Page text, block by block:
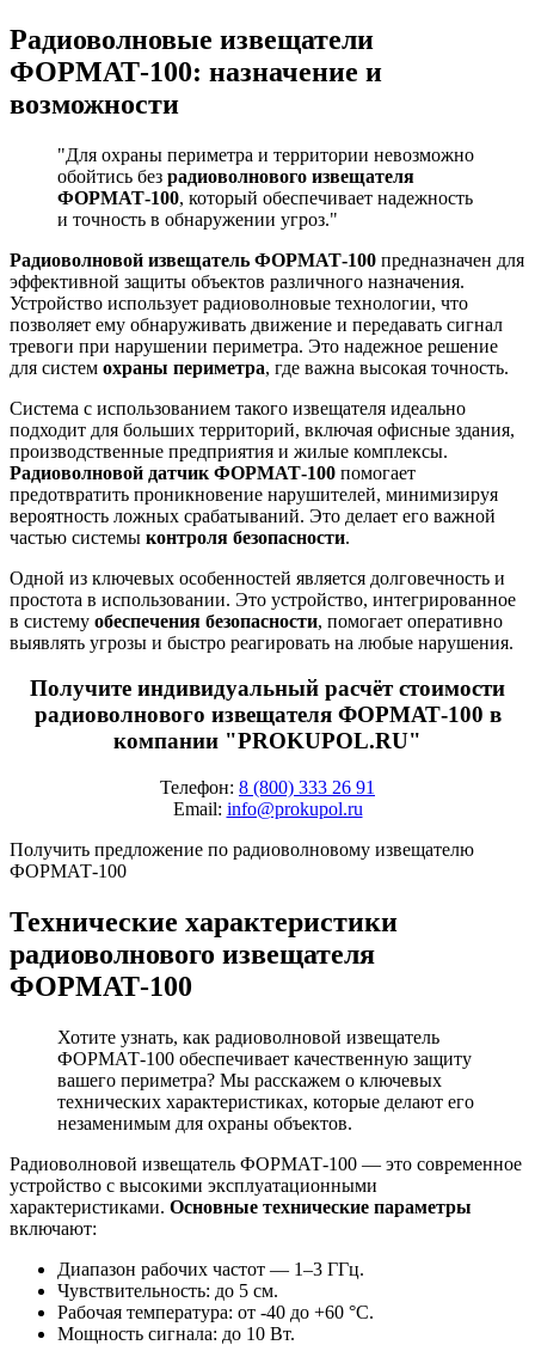
Радиоволновые извещатели
ФОРМАТ-100: назначение и
возможности
"Для охраны периметра и территории невозможно
обойтись без радиоволнового извещателя
ФОРМАТ-100, который обеспечивает надежность
и точность в обнаружении угроз."
Радиоволновой извещатель ФОРМАТ-100 предназначен для
эффективной защиты объектов различного назначения.
Устройство использует радиоволновые технологии, что
позволяет ему обнаруживать движение и передавать сигнал
тревоги при нарушении периметра. Это надежное решение
для систем охраны периметра, где важна высокая точность.
Система с использованием такого извещателя идеально
подходит для больших территорий, включая офисные здания,
производственные предприятия и жилые комплексы.
Радиоволновой датчик ФОРМАТ-100 помогает
предотвратить проникновение нарушителей, минимизируя
вероятность ложных срабатываний. Это делает его важной
частью системы контроля безопасности.
Одной из ключевых особенностей является долговечность и
простота в использовании. Это устройство, интегрированное
в систему обеспечения безопасности, помогает оперативно
выявлять угрозы и быстро реагировать на любые нарушения.
Получите индивидуальный расчёт стоимости
радиоволнового извещателя ФОРМАТ-100 в
компании "PROKUPOL.RU"
Телефон: 8 (800) 333 26 91
Email: info@prokupol.ru
Получить предложение по радиоволновому извещателю
ФОРМАТ-100
Технические характеристики
радиоволнового извещателя
ФОРМАТ-100
Хотите узнать, как радиоволновой извещатель
ФОРМАТ-100 обеспечивает качественную защиту
вашего периметра? Мы расскажем о ключевых
технических характеристиках, которые делают его
незаменимым для охраны объектов.
Радиоволновой извещатель ФОРМАТ-100 — это современное
устройство с высокими эксплуатационными
характеристиками. Основные технические параметры
включают:
Диапазон рабочих частот — 1–3 ГГц.
Чувствительность: до 5 см.
Рабочая температура: от -40 до +60 °C.
Мощность сигнала: до 10 Вт.